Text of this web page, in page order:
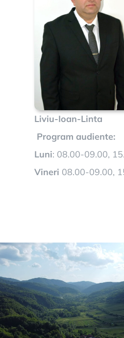
Liviu-Ioan-Linta
Program audiente:
Luni: 08.00-09.00,
Vineri 08.00-09.00,